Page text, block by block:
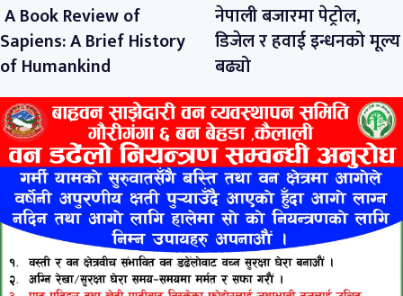
A Book Review of
Sapiens: A Brief History
of Humankind
नेपाली बजारमा पेट्रोल,
डिजेल र हवाई इन्धनको मूल्य
बढ्यो